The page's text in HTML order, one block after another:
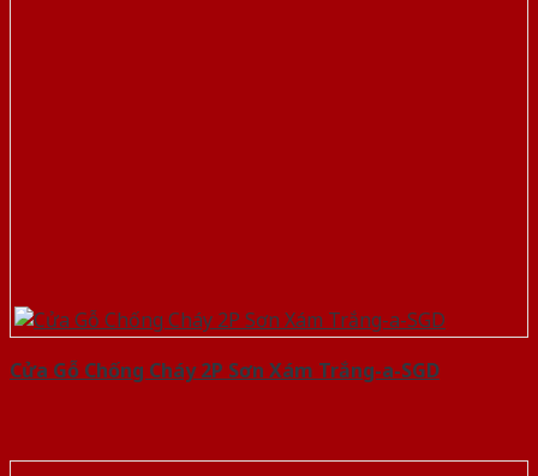
Cửa Gỗ Chống Cháy 2P Sơn Xám Trắng-a-SGD